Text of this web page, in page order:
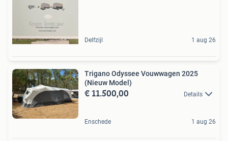
Delfzijl 1 aug 26
Trigano Odyssee Vouwwagen 2025
(Nieuw Model)
€ 11.500,00 Details
Enschede 1 aug 26